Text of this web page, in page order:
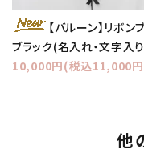
【バルーン】リボン
ブラック(名入れ・文字入
10,000円(税込11,000
他